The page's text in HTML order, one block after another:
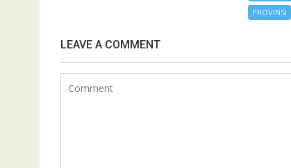
PROVINSI
LEAVE A COMMENT